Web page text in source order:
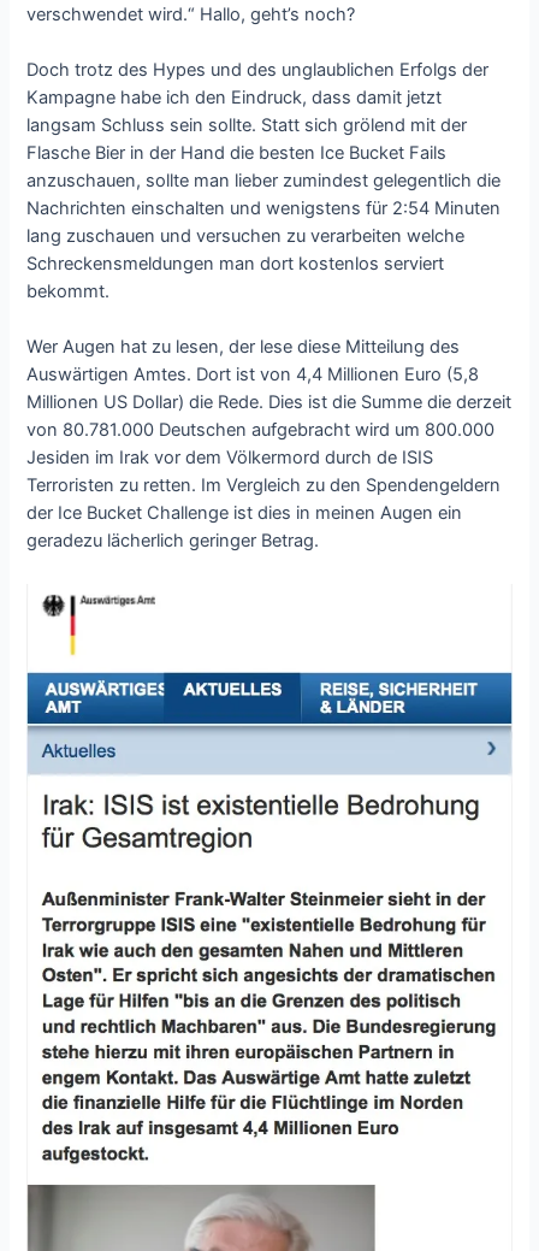
verschwendet wird.“ Hallo, geht’s noch?
Doch trotz des Hypes und des unglaublichen Erfolgs der
Kampagne habe ich den Eindruck, dass damit jetzt
langsam Schluss sein sollte. Statt sich grölend mit der
Flasche Bier in der Hand die besten Ice Bucket Fails
anzuschauen, sollte man lieber zumindest gelegentlich die
Nachrichten einschalten und wenigstens für 2:54 Minuten
lang zuschauen und versuchen zu verarbeiten welche
Schreckensmeldungen man dort kostenlos serviert
bekommt.
Wer Augen hat zu lesen, der lese diese Mitteilung des
Auswärtigen Amtes. Dort ist von 4,4 Millionen Euro (5,8
Millionen US Dollar) die Rede. Dies ist die Summe die derzeit
von 80.781.000 Deutschen aufgebracht wird um 800.000
Jesiden im Irak vor dem Völkermord durch de ISIS
Terroristen zu retten. Im Vergleich zu den Spendengeldern
der Ice Bucket Challenge ist dies in meinen Augen ein
geradezu lächerlich geringer Betrag.